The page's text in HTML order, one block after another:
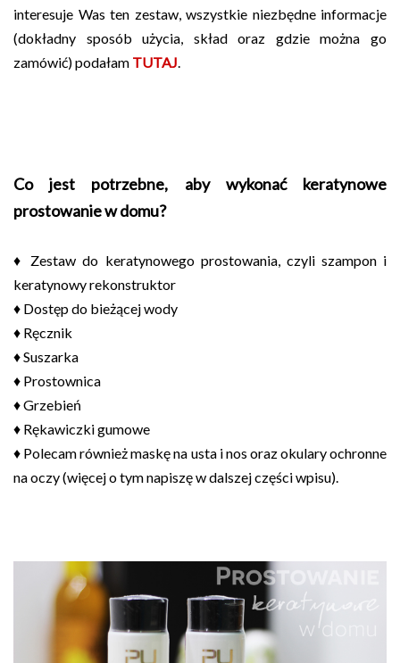
interesuje Was ten zestaw, wszystkie niezbędne informacje
(dokładny sposób użycia, skład oraz gdzie można go
zamówić) podałam TUTAJ
Co jest potrzebne, aby wykonać keratynowe
prostowanie w domu?
♦ Zestaw do keratynowego prostowania, czyli szampon i
keratynowy rekonstruktor
♦ Dostęp do bieżącej wody
♦ Ręcznik
♦ Suszarka
♦ Prostownica
♦ Grzebień
♦ Rękawiczki gumowe
♦ Polecam również maskę na usta i nos oraz okulary ochronne
na oczy (więcej o tym napiszę w dalszej części wpisu).